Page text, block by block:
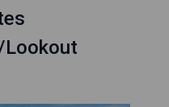
Lookout